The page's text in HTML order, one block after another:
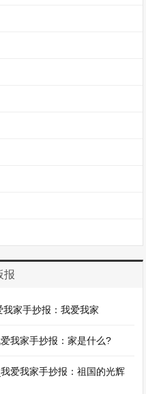
报
家手抄报：我爱我家
我家手抄报：家是什么?
爱我家手抄报：祖国的光辉